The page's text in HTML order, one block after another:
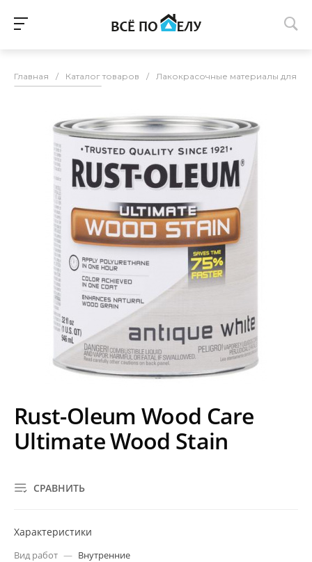
Главная / Каталог товаров / Лакокрасочные материалы для
Rust-Oleum Wood Care
Ultimate Wood Stain
СРАВНИТЬ
Характеристики
Вид работ — Внутренние